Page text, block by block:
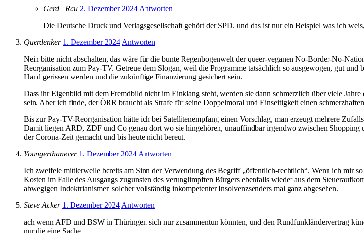
Gerd_ Rau 2. Dezember 2024 Antworten
Die Deutsche Druck und Verlagsgesellschaft gehört der SPD. und das ist nur ein Beispiel was ich
Querdenker 1. Dezember 2024 Antworten
Nein bitte nicht abschalten, das wäre für die bunte Regenbogenwelt der queer-veganen No-Border-No-
Reorganisation zum Pay-TV. Getreue dem Slogan, weil die Programme tatsächlich so ausgewogen, gut
Hand gerissen werden und die zukünftige Finanzierung gesichert sein.
Dass ihr Eigenbild mit dem Fremdbild nicht im Einklang steht, werden sie dann schmerzlich über viele
sein. Aber ich finde, der ÖRR braucht als Strafe für seine Doppelmoral und Einseitigkeit einen
Bis zur Pay-TV-Reorganisation hätte ich bei Satellitenempfang einen Vorschlag, man erzeugt mehrere
Damit liegen ARD, ZDF und Co genau dort wo sie hingehören, unauffindbar irgendwo zwischen
der Corona-Zeit gemacht und bis heute nicht bereut.
Youngerthanever 1. Dezember 2024 Antworten
Ich zweifele mittlerweile bereits am Sinn der Verwendung des Begriff „öffentlich-rechtlich“. Wenn ich mir
Kosten im Falle des Ausgangs zugunsten des verunglimpften Bürgers ebenfalls wieder aus dem
abwegigen Indoktrianismen solcher vollständig inkompetenter Insolvenzsenders mal ganz abgesehen.
Steve Acker 1. Dezember 2024 Antworten
ach wenn AFD und BSW in Thüringen sich nur zusammentun könnten, und den Rundfunkländervertrag
nur die eine Sache